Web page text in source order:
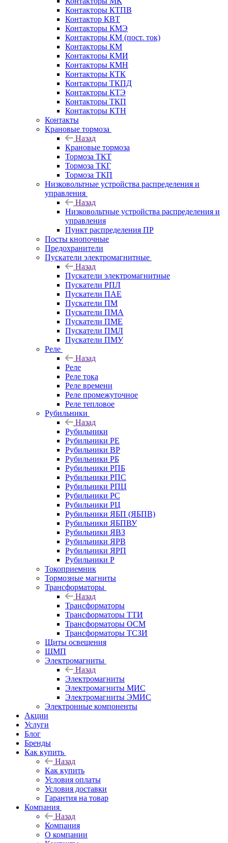
Контакторы КТПВ
Контактор КВТ
Контакторы КМЭ
Контакторы КМ (пост. ток)
Контакторы КМ
Контакторы КМИ
Контакторы КМН
Контакторы КТК
Контакторы ТКПД
Контакторы КТЭ
Контакторы ТКП
Контакторы КТН
Контакты
Крановые тормоза
Назад
Крановые тормоза
Тормоза ТКТ
Тормоза ТКГ
Тормоза ТКП
Низковольтные устройства распределения и
управления
Назад
Низковольтные устройства распределения и
управления
Пункт распределения ПР
Посты кнопочные
Предохранители
Пускатели электромагнитные
Назад
Пускатели электромагнитные
Пускатели РПЛ
Пускатели ПАЕ
Пускатели ПМ
Пускатели ПМА
Пускатели ПМЕ
Пускатели ПМЛ
Пускатели ПМУ
Реле
Назад
Реле
Реле тока
Реле времени
Реле промежуточное
Реле тепловое
Рубильники
Назад
Рубильники
Рубильники РЕ
Рубильники ВР
Рубильники РБ
Рубильники РПБ
Рубильники РПС
Рубильники РПЦ
Рубильники РС
Рубильники РЦ
Рубильники ЯБП (ЯБПВ)
Рубильники ЯБПВУ
Рубильники ЯВЗ
Рубильники ЯРВ
Рубильники ЯРП
Рубильники Р
Токоприемник
Тормозные магниты
Трансформаторы
Назад
Трансформаторы
Трансформаторы ТТИ
Трансформаторы ОСМ
Трансформаторы ТСЗИ
Щиты освещения
ЩМП
Электромагниты
Назад
Электромагниты
Электромагниты МИС
Электромагниты ЭМИС
Электронные компоненты
Акции
Услуги
Блог
Бренды
Как купить
Назад
Как купить
Условия оплаты
Условия доставки
Гарантия на товар
Компания
Назад
Компания
О компании